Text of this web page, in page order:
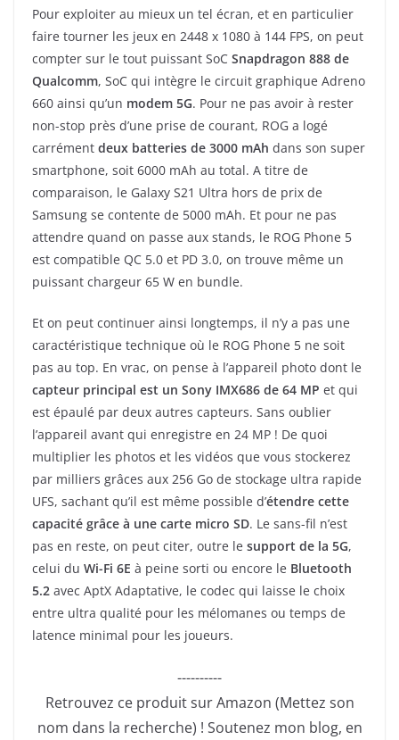
Pour exploiter au mieux un tel écran, et en particulier
faire tourner les jeux en 2448 x 1080 à 144 FPS, on peut
compter sur le tout puissant SoC Snapdragon 888 de
Qualcomm, SoC qui intègre le circuit graphique Adreno
660 ainsi qu’un modem 5G. Pour ne pas avoir à rester
non-stop près d’une prise de courant, ROG a logé
carrément deux batteries de 3000 mAh dans son super
smartphone, soit 6000 mAh au total. A titre de
comparaison, le Galaxy S21 Ultra hors de prix de
Samsung se contente de 5000 mAh. Et pour ne pas
attendre quand on passe aux stands, le ROG Phone 5
est compatible QC 5.0 et PD 3.0, on trouve même un
puissant chargeur 65 W en bundle.
Et on peut continuer ainsi longtemps, il n’y a pas une
caractéristique technique où le ROG Phone 5 ne soit
pas au top. En vrac, on pense à l’appareil photo dont le
capteur principal est un Sony IMX686 de 64 MP et qui
est épaulé par deux autres capteurs. Sans oublier
l’appareil avant qui enregistre en 24 MP ! De quoi
multiplier les photos et les vidéos que vous stockerez
par milliers grâces aux 256 Go de stockage ultra rapide
UFS, sachant qu’il est même possible d’étendre cette
capacité grâce à une carte micro SD. Le sans-fil n’est
pas en reste, on peut citer, outre le support de la 5G,
celui du Wi-Fi 6E à peine sorti ou encore le Bluetooth
5.2 avec AptX Adaptative, le codec qui laisse le choix
entre ultra qualité pour les mélomanes ou temps de
latence minimal pour les joueurs.
----------
Retrouvez ce produit sur Amazon (Mettez son
nom dans la recherche) ! Soutenez mon blog, en